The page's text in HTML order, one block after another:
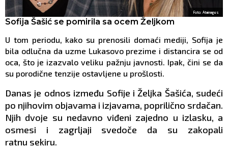
Foto: Ataimages
Sofija Šašić se pomirila sa ocem Željkom
U tom periodu, kako su prenosili domaći mediji, Sofija je
bila odlučna da uzme Lukasovo prezime i distancira se od
oca, što je izazvalo veliku pažnju javnosti. Ipak, čini se da
su porodične tenzije ostavljene u prošlosti.
Danas je odnos između Sofije i Željka Šašića, sudeći
po njihovim objavama i izjavama, poprilično srdačan.
Njih dvoje su nedavno viđeni zajedno u izlasku, a
osmesi i zagrljaji svedoče da su zakopali
ratnu sekiru.